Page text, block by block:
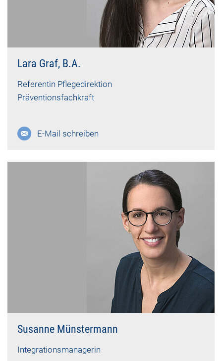
Lara Graf, B.A.
Referentin Pflegedirektion
Präventionsfachkraft
E-Mail schreiben
Susanne Münstermann
Integrationsmanagerin